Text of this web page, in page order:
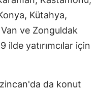
Kütahya,
ve Zonguldak
yatırımcılar için
da konut